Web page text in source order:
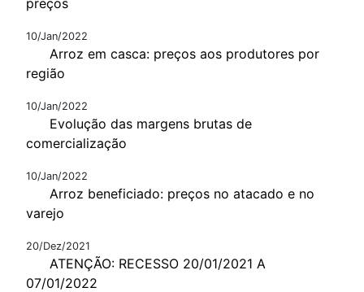
preços
10/Jan/2022
Arroz em casca: preços aos produtores por
região
10/Jan/2022
Evolução das margens brutas de
comercialização
10/Jan/2022
Arroz beneficiado: preços no atacado e no
varejo
20/Dez/2021
ATENÇÃO: RECESSO 20/01/2021 A
07/01/2022